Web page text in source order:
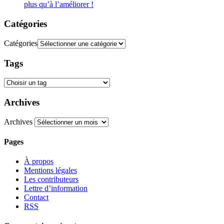
plus qu’à l’améliorer !
Catégories
Catégories
Tags
Archives
Archives
Pages
À propos
Mentions légales
Les contributeurs
Lettre d’information
Contact
RSS